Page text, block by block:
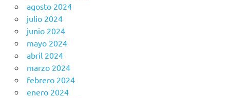
agosto 2024
julio 2024
junio 2024
mayo 2024
abril 2024
marzo 2024
febrero 2024
enero 2024